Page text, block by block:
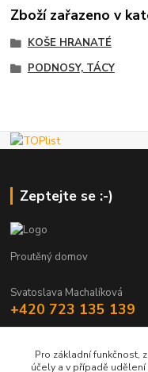
Zboží zařazeno v
KOŠE HRANATÉ
PODNOSY, TÁCY
Zeptejte se :-)
Proutěný domov
Svatoslava Machalíková
+420 723 135 139
Pro základní funkčnost,
účely a v případě